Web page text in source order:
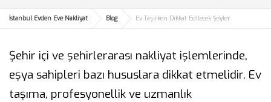
İstanbul Evden Eve Nakliyat Blog Ev Taşırken Dikkat Edilecek Şeyler
Şehir içi ve şehirlerarası nakliyat işlemlerinde,
eşya sahipleri bazı hususlara dikkat etmelidir. Ev
taşıma, profesyonellik ve uzmanlık